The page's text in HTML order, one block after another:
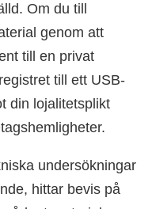
Om du till
genom att
till en privat
till ett USB-
din lojalitetsplikt
undersökningar
hittar bevis på